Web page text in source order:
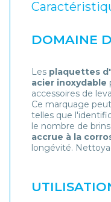
DOMAINE
Les plaquettes
acier inoxydable
accessoires de
Ce marquage
telles que
le nombre de
accrue à la
longévité.